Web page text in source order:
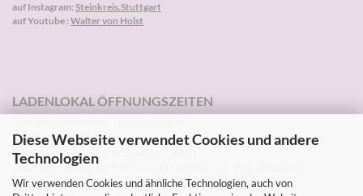
Diese Webseite verwendet Cookies und andere
Technologien
Wir verwenden Cookies und ähnliche Technologien, auch von
auf Instagram:Steinkreis.Stuttgart
auf Youtube :Walter von Holst
LADENLOKAL ÖFFNUNGSZEITEN
Walter von Holst
Kornbergstr. 32, 70176 Stuttgart - West
zwischen Russische Kirche und Hölderlinplatz, Bus 40 und U4
Tel: 0711-2271203 Instagram:Steinkreis.Stuttgart